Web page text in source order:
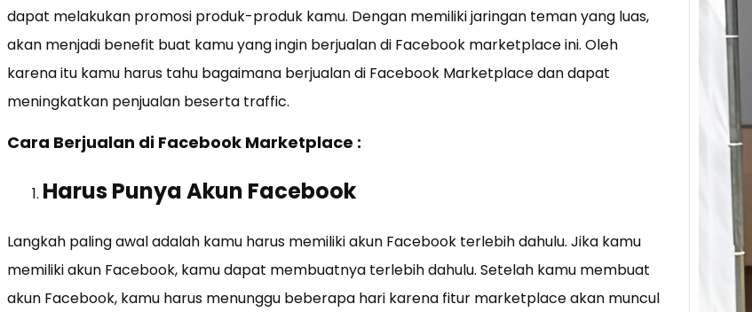
dapat melakukan promosi produk-produk kamu. Dengan memiliki jaringan teman yang luas,
akan menjadi benefit buat kamu yang ingin berjualan di Facebook marketplace ini. Oleh
karena itu kamu harus tahu bagaimana berjualan di Facebook Marketplace dan dapat
meningkatkan penjualan beserta traffic.
Cara Berjualan di Facebook Marketplace :
Harus Punya Akun Facebook
Langkah paling awal adalah kamu harus memiliki akun Facebook terlebih dahulu. Jika kamu
memiliki akun Facebook, kamu dapat membuatnya terlebih dahulu. Setelah kamu membuat
akun Facebook, kamu harus menunggu beberapa hari karena fitur marketplace akan muncul